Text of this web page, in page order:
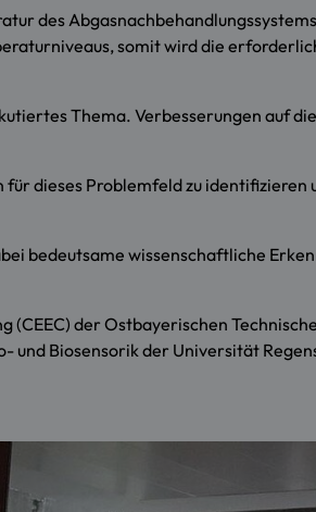
des
somit wird die
Thema. Verbesserungen auf
dieses Problemfeld zu identifizieren
bedeutsame wissenschaftliche
(CEEC)der Ostbayerischen
und Biosensorik der Universität